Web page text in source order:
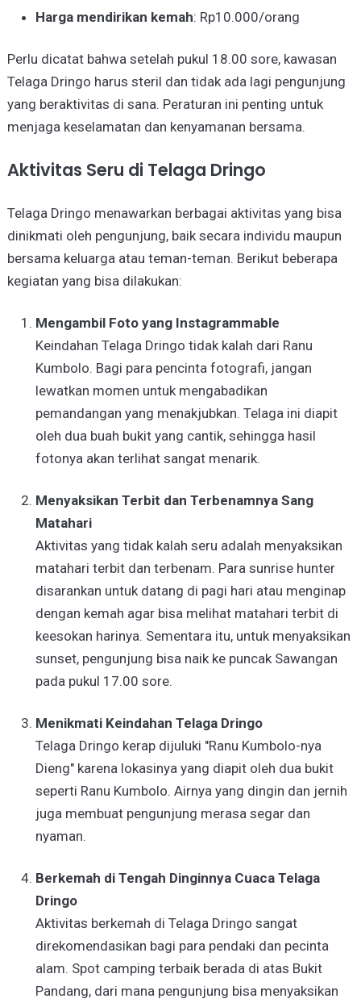
Harga mendirikan kemah: Rp10.000/orang
Perlu dicatat bahwa setelah pukul 18.00 sore, kawasan
Telaga Dringo harus steril dan tidak ada lagi pengunjung
yang beraktivitas di sana. Peraturan ini penting untuk
menjaga keselamatan dan kenyamanan bersama.
Aktivitas Seru di Telaga Dringo
Telaga Dringo menawarkan berbagai aktivitas yang bisa
dinikmati oleh pengunjung, baik secara individu maupun
bersama keluarga atau teman-teman. Berikut beberapa
kegiatan yang bisa dilakukan:
Mengambil Foto yang Instagrammable
Keindahan Telaga Dringo tidak kalah dari Ranu
Kumbolo. Bagi para pencinta fotografi, jangan
lewatkan momen untuk mengabadikan
pemandangan yang menakjubkan. Telaga ini diapit
oleh dua buah bukit yang cantik, sehingga hasil
fotonya akan terlihat sangat menarik.
Menyaksikan Terbit dan Terbenamnya Sang
Matahari
Aktivitas yang tidak kalah seru adalah menyaksikan
matahari terbit dan terbenam. Para sunrise hunter
disarankan untuk datang di pagi hari atau menginap
dengan kemah agar bisa melihat matahari terbit di
keesokan harinya. Sementara itu, untuk menyaksikan
sunset, pengunjung bisa naik ke puncak Sawangan
pada pukul 17.00 sore.
Menikmati Keindahan Telaga Dringo
Telaga Dringo kerap dijuluki "Ranu Kumbolo-nya
Dieng" karena lokasinya yang diapit oleh dua bukit
seperti Ranu Kumbolo. Airnya yang dingin dan jernih
juga membuat pengunjung merasa segar dan
nyaman.
Berkemah di Tengah Dinginnya Cuaca Telaga
Dringo
Aktivitas berkemah di Telaga Dringo sangat
direkomendasikan bagi para pendaki dan pecinta
alam. Spot camping terbaik berada di atas Bukit
Pandang, dari mana pengunjung bisa menyaksikan